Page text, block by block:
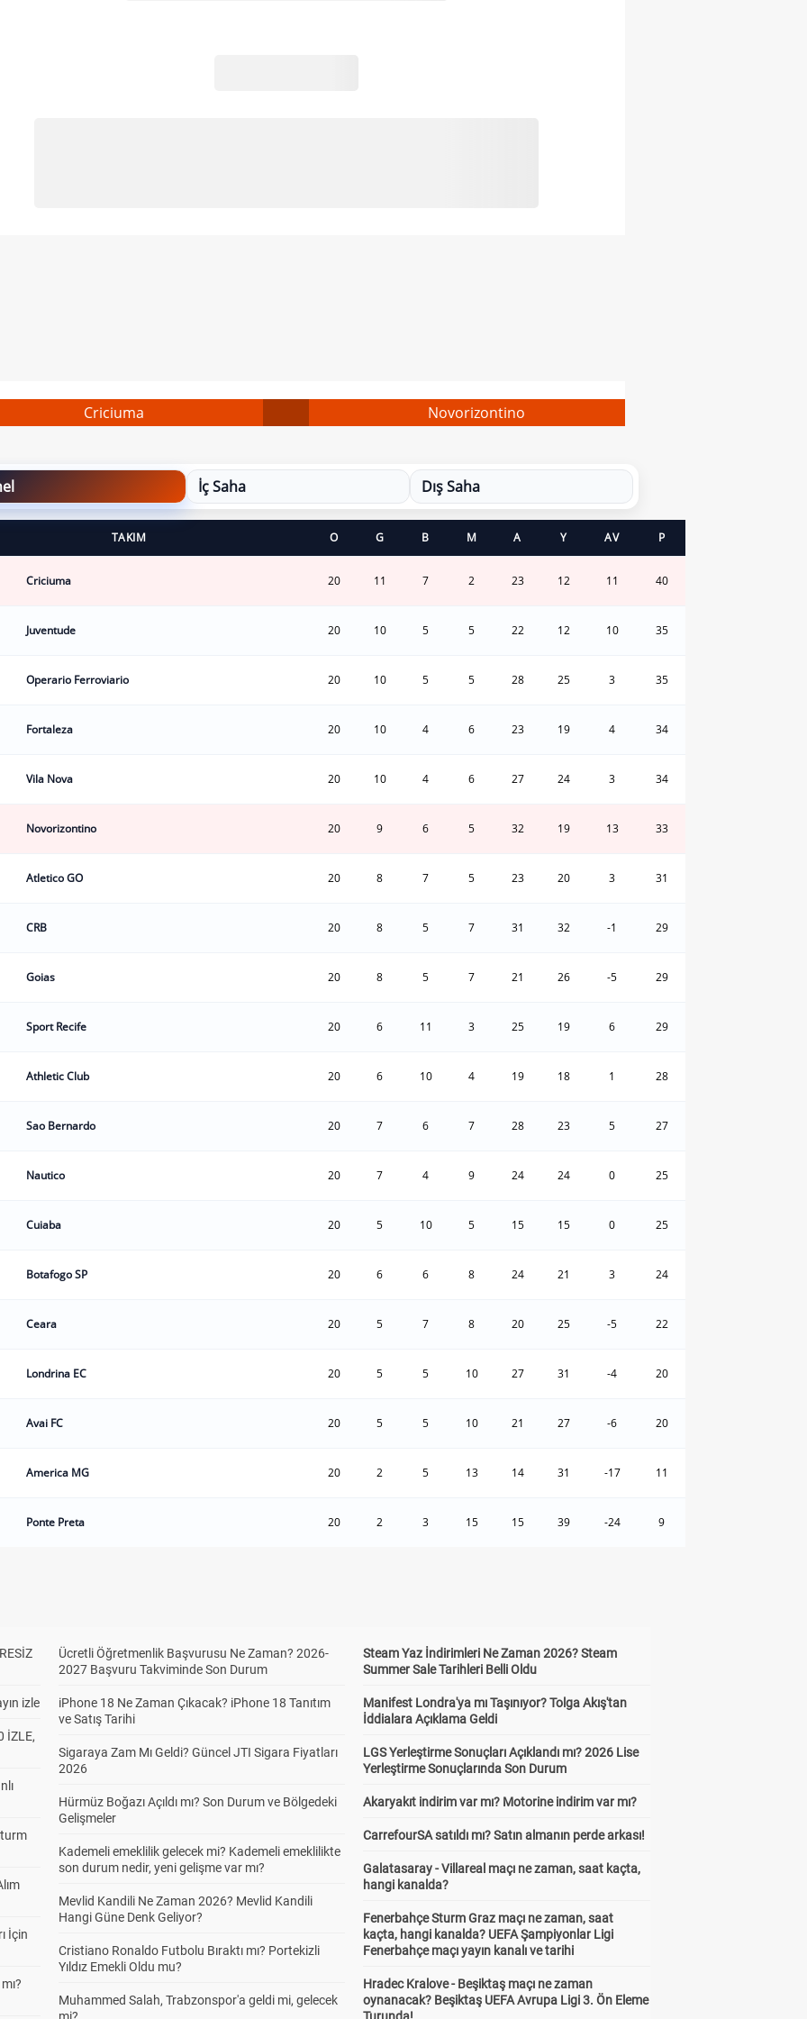
Criciuma Novorizontino
İç Saha Dış Saha
TAKIM O G B M A Y AV P
Criciuma 20 11 7 2 23 12 11 40
Juventude 20 10 5 5 22 12 10 35
Operario Ferroviario 20 10 5 5 28 25 3 35
Fortaleza 20 10 4 6 23 19 4 34
Vila Nova 20 10 4 6 27 24 3 34
Novorizontino 20 9 6 5 32 19 13 33
Atletico GO 20 8 7 5 23 20 3 31
CRB 20 8 5 7 31 32 -1 29
Goias 20 8 5 7 21 26 -5 29
Sport Recife 20 6 11 3 25 19 6 29
Athletic Club 20 6 10 4 19 18 1 28
Sao Bernardo 20 7 6 7 28 23 5 27
Nautico 20 7 4 9 24 24 0 25
Cuiaba 20 5 10 5 15 15 0 25
Botafogo SP 20 6 6 8 24 21 3 24
Ceara 20 5 7 8 20 25 -5 22
Londrina EC 20 5 5 10 27 31 -4 20
Avai FC 20 5 5 10 21 27 -6 20
America MG 20 2 5 13 14 31 -17 11
Ponte Preta 20 2 3 15 15 39 -24 9
izle
İZLE,
İçin
Ücretli Öğretmenlik Başvurusu Ne Zaman? 2026-
2027 Başvuru Takviminde Son Durum
iPhone 18 Ne Zaman Çıkacak? iPhone 18 Tanıtım
ve Satış Tarihi
Sigaraya Zam Mı Geldi? Güncel JTI Sigara Fiyatları
2026
Hürmüz Boğazı Açıldı mı? Son Durum ve Bölgedeki
Gelişmeler
Kademeli emeklilik gelecek mi? Kademeli emeklilikte
son durum nedir, yeni gelişme var mı?
Mevlid Kandili Ne Zaman 2026? Mevlid Kandili
Hangi Güne Denk Geliyor?
Cristiano Ronaldo Futbolu Bıraktı mı? Portekizli
Yıldız Emekli Oldu mu?
Muhammed Salah, Trabzonspor'a geldi mi, gelecek
Steam Yaz İndirimleri Ne Zaman 2026? Steam
Summer Sale Tarihleri Belli Oldu
Manifest Londra'ya mı Taşınıyor? Tolga Akış'tan
İddialara Açıklama Geldi
LGS Yerleştirme Sonuçları Açıklandı mı? 2026 Lise
Yerleştirme Sonuçlarında Son Durum
Akaryakıt indirim var mı? Motorine indirim var mı?
CarrefourSA satıldı mı? Satın almanın perde arkası!
Galatasaray - Villareal maçı ne zaman, saat kaçta,
hangi kanalda?
Fenerbahçe Sturm Graz maçı ne zaman, saat
kaçta, hangi kanalda? UEFA Şampiyonlar Ligi
Fenerbahçe maçı yayın kanalı ve tarihi
Hradec Kralove - Beşiktaş maçı ne zaman
oynanacak? Beşiktaş UEFA Avrupa Ligi 3. Ön Eleme